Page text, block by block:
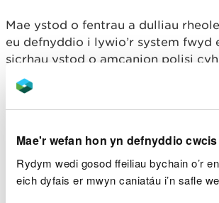
Mae'r wefan hon yn defnyddio cwcis
Rydym wedi gosod ffeiliau bychain o’r
eich dyfais er mwyn caniatáu i’n safle
Mae ystod o fentrau a dulliau
eu defnyddio i lywio’r system fwyd
sicrhau ystod o amcanion polisi
gynlluniau amaeth-amgylcheddol i
Amgylcheddol a chwotâu pysgod.
a chyfleoedd enfawr i ffermwyr, ac
sail i drawsnewid polisi
cynaliadwy nid yn unig yn darparu